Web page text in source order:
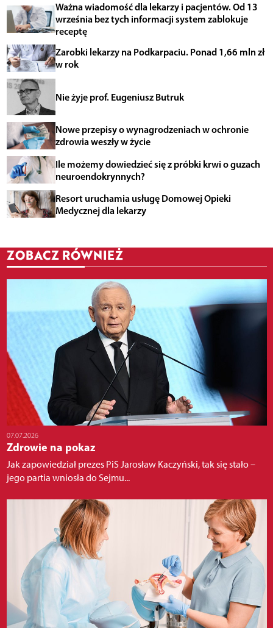
Ważna wiadomość dla lekarzy i pacjentów. Od 13
września bez tych informacji system zablokuje
receptę
Zarobki lekarzy na Podkarpaciu. Ponad 1,66 mln zł
w rok
Nie żyje prof. Eugeniusz Butruk
Nowe przepisy o wynagrodzeniach w ochronie
zdrowia weszły w życie
Ile możemy dowiedzieć się z próbki krwi o guzach
neuroendokrynnych?
Resort uruchamia usługę Domowej Opieki
Medycznej dla lekarzy
ZOBACZ RÓWNIEŻ
07.07.2026
Zdrowie na pokaz
Jak zapowiedział prezes PiS Jarosław Kaczyński, tak się stało –
jego partia wniosła do Sejmu...